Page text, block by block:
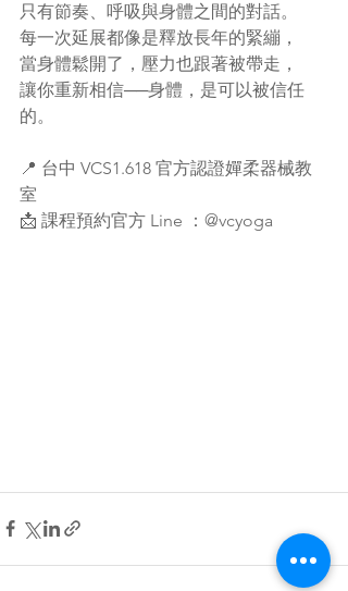
只有節奏、呼吸與身體之間的對話。
每一次延展都像是釋放長年的緊繃，
當身體鬆開了，壓力也跟著被帶走，
讓你重新相信──身體，是可以被信任
的。
📍 台中 VCS1.618 官方認證嬋柔器械教
室
📩 課程預約官方 Line ：@vcyoga